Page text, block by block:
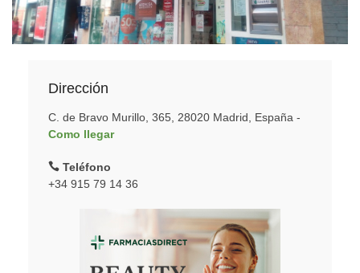
Dirección
C. de Bravo Murillo, 365, 28020 Madrid, España -
Como llegar
Teléfono
+34 915 79 14 36